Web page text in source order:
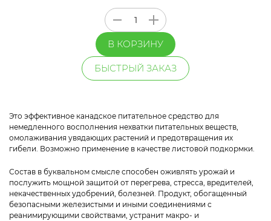
В КОРЗИНУ
БЫСТРЫЙ ЗАКАЗ
Это эффективное канадское питательное средство для
немедленного восполнения нехватки питательных веществ,
омолаживания увядающих растений и предотвращения их
гибели. Возможно применение в качестве листовой подкормки.
Состав в буквальном смысле способен оживлять урожай и
послужить мощной защитой от перегрева, стресса, вредителей,
некачественных удобрений, болезней. Продукт, обогащенный
безопасными железистыми и иными соединениями с
реанимирующими свойствами, устранит макро- и